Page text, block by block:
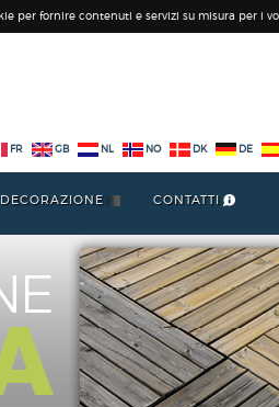
per fornire contenuti e servizi su misura per i
FR GB NL NO DK DE
DECORAZIONE CONTATTI